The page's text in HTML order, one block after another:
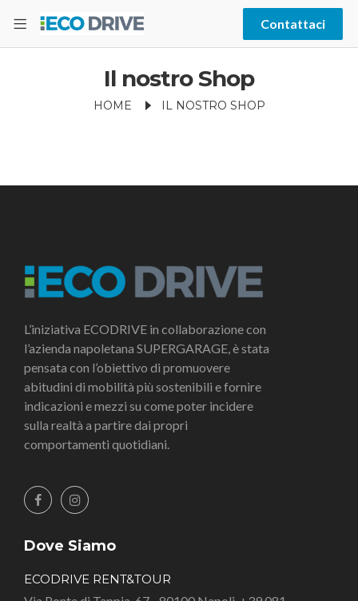
Contattaci
Il nostro Shop
HOME IL NOSTRO SHOP
L’iniziativa ECODRIVE in collaborazione con
l’azienda napoletana SUPERGARAGE, è stata
pensata con l’obiettivo di promuovere
abitudini di mobilità più sostenibili e fornire
indicazioni e mezzi su come poter incidere
sulla realtà a partire dai propri
comportamenti quotidiani.
Dove Siamo
ECODRIVE RENT&TOUR